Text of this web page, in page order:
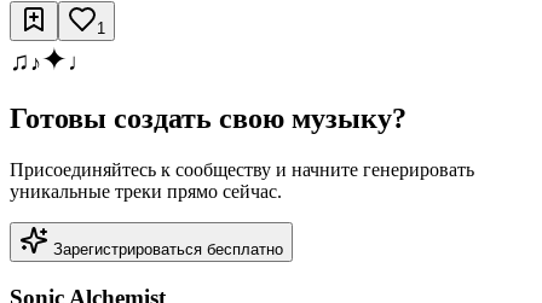
1
♫ ♪✦♩
Готовы создать свою музыку?
Присоединяйтесь к сообществу и начните генерировать
уникальные треки прямо сейчас.
Зарегистрироваться бесплатно
Sonic Alchemist